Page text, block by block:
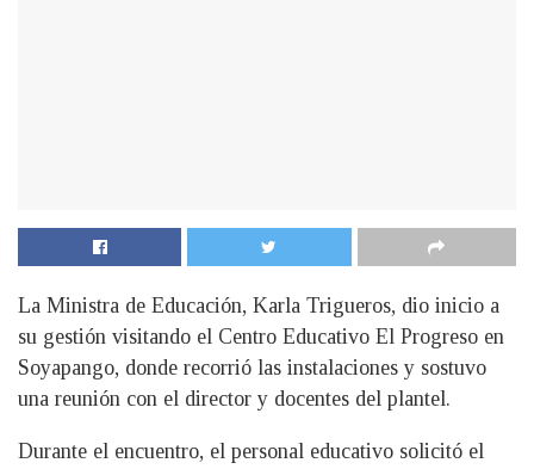
La Ministra de Educación, Karla Trigueros, dio inicio a
su gestión visitando el Centro Educativo El Progreso en
Soyapango, donde recorrió las instalaciones y sostuvo
una reunión con el director y docentes del plantel.
Durante el encuentro, el personal educativo solicitó el